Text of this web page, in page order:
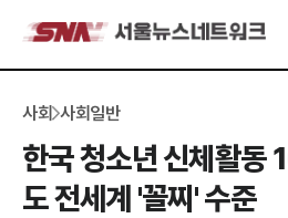
사회 사회일반
한국 청소년 신체활동
도 전세계 '꼴찌' 수준